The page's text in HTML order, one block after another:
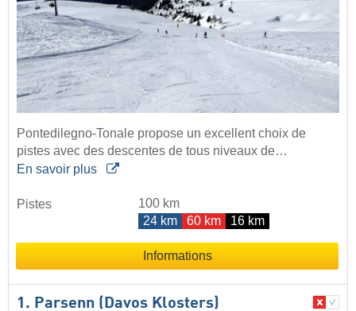
Pontedilegno-Tonale propose un excellent choix de
pistes avec des descentes de tous niveaux de…
En savoir plus
Pistes
100 km
24 km
60 km 16 km
Informations
1. Parsenn (Davos Klosters)